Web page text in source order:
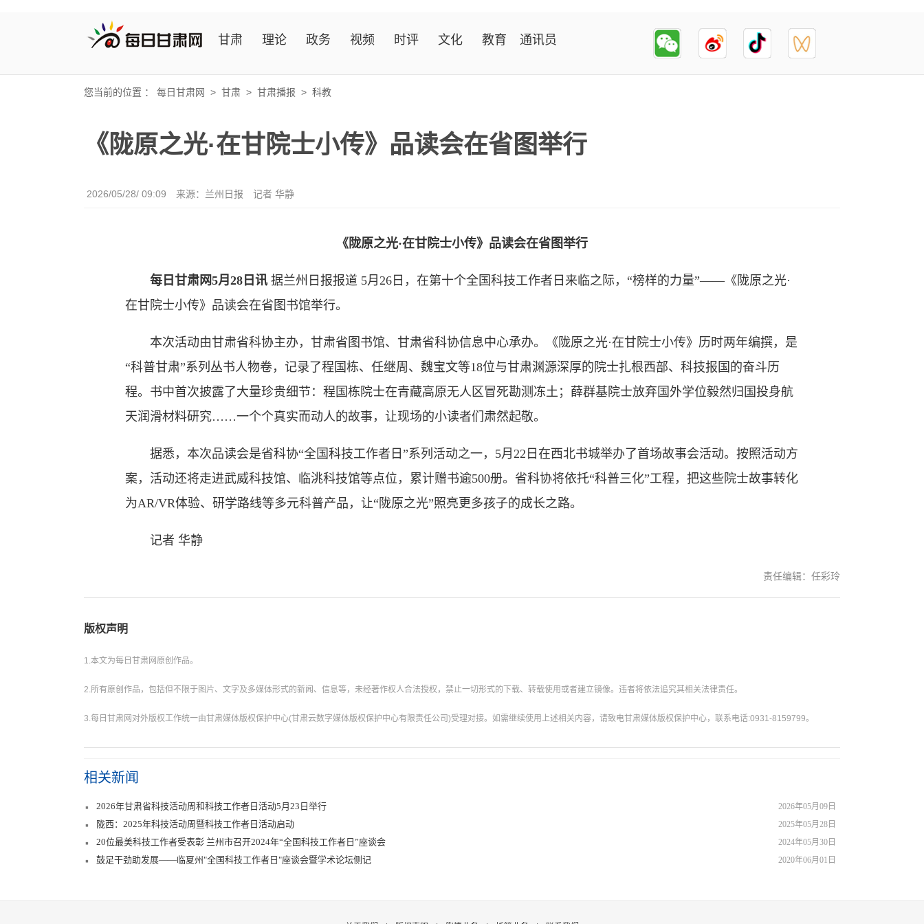
甘肃 理论 政务 视频 时评 文化 教育 通讯员
您当前的位置 ： 每日甘肃网 > 甘肃 > 甘肃播报 > 科教
《陇原之光·在甘院士小传》品读会在省图举行
2026/05/28/ 09:09 来源：兰州日报 记者 华静
《陇原之光·在甘院士小传》品读会在省图举行
每日甘肃网5月28日讯 据兰州日报报道 5月26日，在第十个全国科技工作者日来临之际，“榜样的力量”——《陇原之光·
在甘院士小传》品读会在省图书馆举行。
本次活动由甘肃省科协主办，甘肃省图书馆、甘肃省科协信息中心承办。《陇原之光·在甘院士小传》历时两年编撰，是
“科普甘肃”系列丛书人物卷，记录了程国栋、任继周、魏宝文等18位与甘肃渊源深厚的院士扎根西部、科技报国的奋斗历
程。书中首次披露了大量珍贵细节：程国栋院士在青藏高原无人区冒死勘测冻土；薛群基院士放弃国外学位毅然归国投身航
天润滑材料研究……一个个真实而动人的故事，让现场的小读者们肃然起敬。
据悉，本次品读会是省科协“全国科技工作者日”系列活动之一，5月22日在西北书城举办了首场故事会活动。按照活动方
案，活动还将走进武威科技馆、临洮科技馆等点位，累计赠书逾500册。省科协将依托“科普三化”工程，把这些院士故事转化
为AR/VR体验、研学路线等多元科普产品，让“陇原之光”照亮更多孩子的成长之路。
记者 华静
责任编辑：任彩玲
版权声明
1.本文为每日甘肃网原创作品。
2.所有原创作品，包括但不限于图片、文字及多媒体形式的新闻、信息等，未经著作权人合法授权，禁止一切形式的下载、转载使用或者建立镜像。违者将依法追究其相关法律责任。
3.每日甘肃网对外版权工作统一由甘肃媒体版权保护中心(甘肃云数字媒体版权保护中心有限责任公司)受理对接。如需继续使用上述相关内容，请致电甘肃媒体版权保护中心，联系电话:0931-8159799。
相关新闻
2026年05月09日
2026年甘肃省科技活动周和科技工作者日活动5月23日举行
2025年05月28日
陇西：2025年科技活动周暨科技工作者日活动启动
2024年05月30日
20位最美科技工作者受表彰 兰州市召开2024年“全国科技工作者日”座谈会
2020年06月01日
鼓足干劲助发展——临夏州"全国科技工作者日"座谈会暨学术论坛侧记